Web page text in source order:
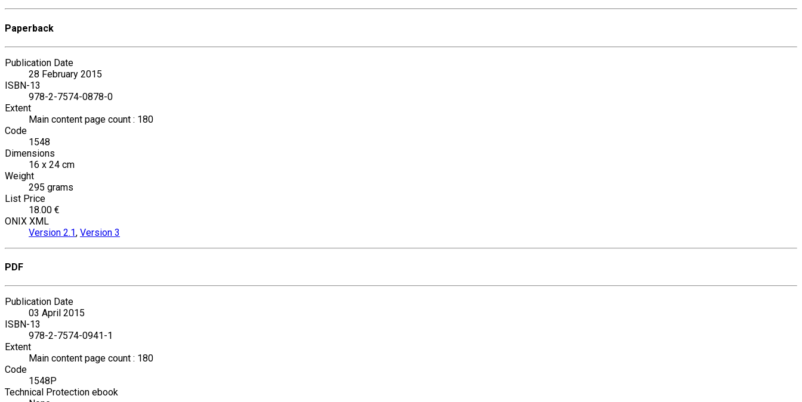
Paperback
Publication Date
28 February 2015
ISBN-13
978-2-7574-0878-0
Extent
Main content page count : 180
Code
1548
Dimensions
16 x 24 cm
Weight
295 grams
List Price
18.00 €
ONIX XML
Version 2.1, Version 3
PDF
Publication Date
03 April 2015
ISBN-13
978-2-7574-0941-1
Extent
Main content page count : 180
Code
1548P
Technical Protection ebook